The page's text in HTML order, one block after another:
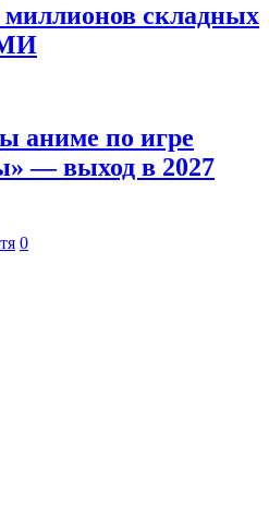
миллионов складных
аниме по игре
— выход в 2027
0